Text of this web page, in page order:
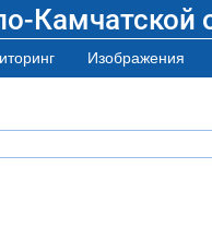
Камчатской
Изображения